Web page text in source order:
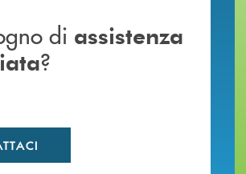
di assistenza
?